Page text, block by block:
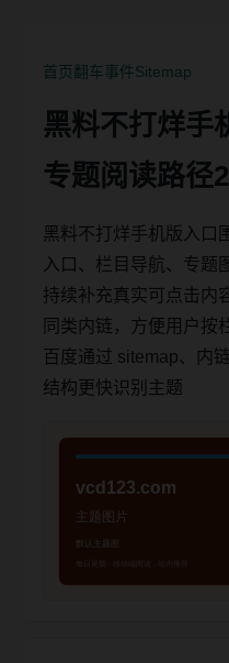
首页翻车事件Sitemap
黑料不打烊手
专题阅读路径
黑料不打烊手机版入口
入口、栏目导航、专题
持续补充真实可点击内
同类内链，方便用户按
百度通过 sitemap、内
结构更快识别主题